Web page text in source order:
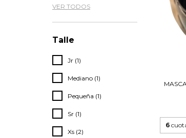
VER TODOS
Talle
Jr (1)
Mediano (1)
Pequeña (1)
Sr (1)
Xs (2)
6